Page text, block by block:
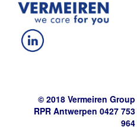
© 2018 Vermeiren Group
RPR Antwerpen 0427 753
964